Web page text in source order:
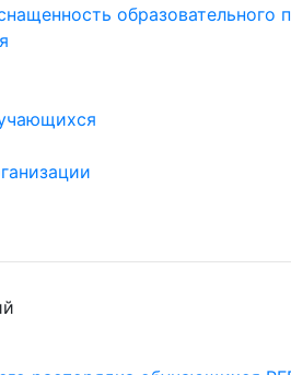
образовательного